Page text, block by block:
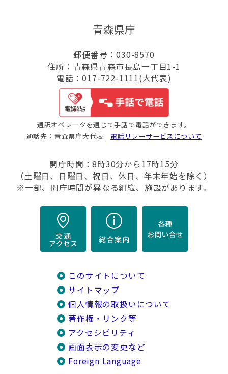
青森県庁
郵便番号：030-8570
住所：青森県青森市長島一丁目1-1
電話：017-722-1111(大代表)
通訳オペレータを通じて手話で電話ができます。
通話先：青森県庁大代表 電話リレーサービスについて
開庁時間：8時30分から17時15分
（土曜日、日曜日、祝日、休日、年末年始を除く）
※一部、開庁時間が異なる組織、施設があります。
このサイトについて
サイトマップ
個人情報の取扱いについて
著作権・リンク等
アクセシビリティ
画面表示の変更など
Foreign Language